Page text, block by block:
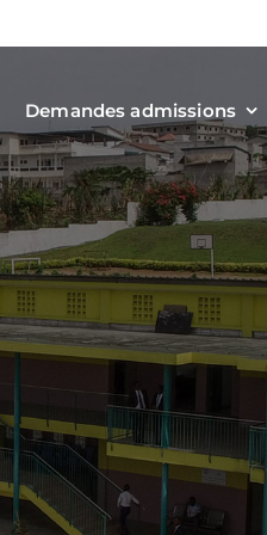
Demandes admissions